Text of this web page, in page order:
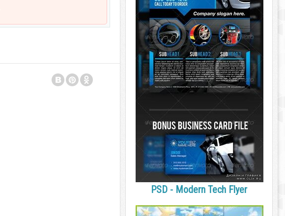
PSD - Modern Tech Flyer